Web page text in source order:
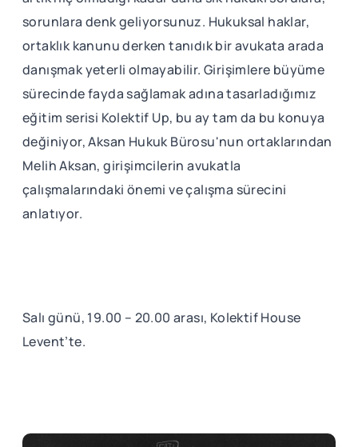
sorunlara denk geliyorsunuz. Hukuksal haklar,
ortaklık kanunu derken tanıdık bir avukata arada
danışmak yeterli olmayabilir. Girişimlere büyüme
sürecinde fayda sağlamak adına tasarladığımız
eğitim serisi Kolektif Up, bu ay tam da bu konuya
değiniyor, Aksan Hukuk Bürosu'nun ortaklarından
Melih Aksan, girişimcilerin avukatla
çalışmalarındaki önemi ve çalışma sürecini
anlatıyor.
Salı günü, 19.00 – 20.00 arası, Kolektif House
Levent’te.